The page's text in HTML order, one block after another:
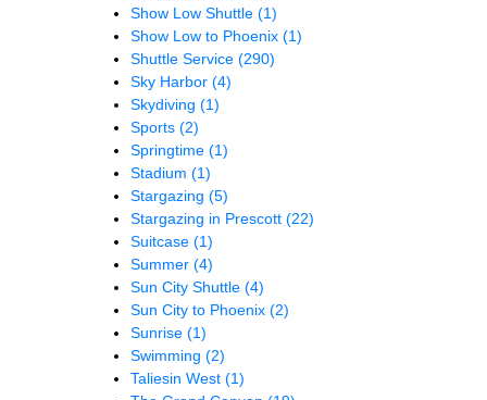
Show Low Shuttle (1)
Show Low to Phoenix (1)
Shuttle Service (290)
Sky Harbor (4)
Skydiving (1)
Sports (2)
Springtime (1)
Stadium (1)
Stargazing (5)
Stargazing in Prescott (22)
Suitcase (1)
Summer (4)
Sun City Shuttle (4)
Sun City to Phoenix (2)
Sunrise (1)
Swimming (2)
Taliesin West (1)